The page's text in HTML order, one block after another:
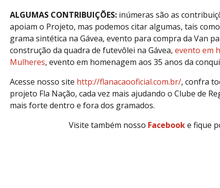
ALGUMAS CONTRIBUIÇÕES: inúmeras são as
apoiam o Projeto, mas podemos citar algumas, tais
grama sintética na Gávea, evento para compra da Van
construção da quadra de futevôlei na Gávea, evento em
Mulheres, evento em homenagem aos 35 anos da
Acesse nosso site http://flanacaooficial.com.br/, confra
projeto Fla Nação, cada vez mais ajudando o Clube de
mais forte dentro e fora dos gramados.
Visite também nosso Facebooke fique